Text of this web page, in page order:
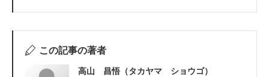
この記事の著者
高山 昌悟（タカヤマ ショウゴ）